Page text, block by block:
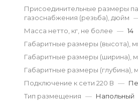
Присоединительные размеры
газоснабжения (резьба), дюйм
Масса нетто, кг, не более — 14
Габаритные размеры (высота),
Габаритные размеры (ширина),
Габаритные размеры (глубина),
Подключение к сети 220 В —
Тип размещения — Напольный